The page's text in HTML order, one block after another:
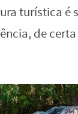
turística é
de